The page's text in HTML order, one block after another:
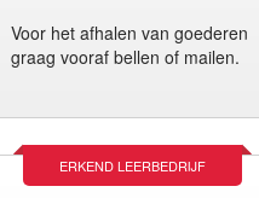
Voor het afhalen van goederen
graag vooraf bellen of mailen.
ERKEND LEERBEDRIJF